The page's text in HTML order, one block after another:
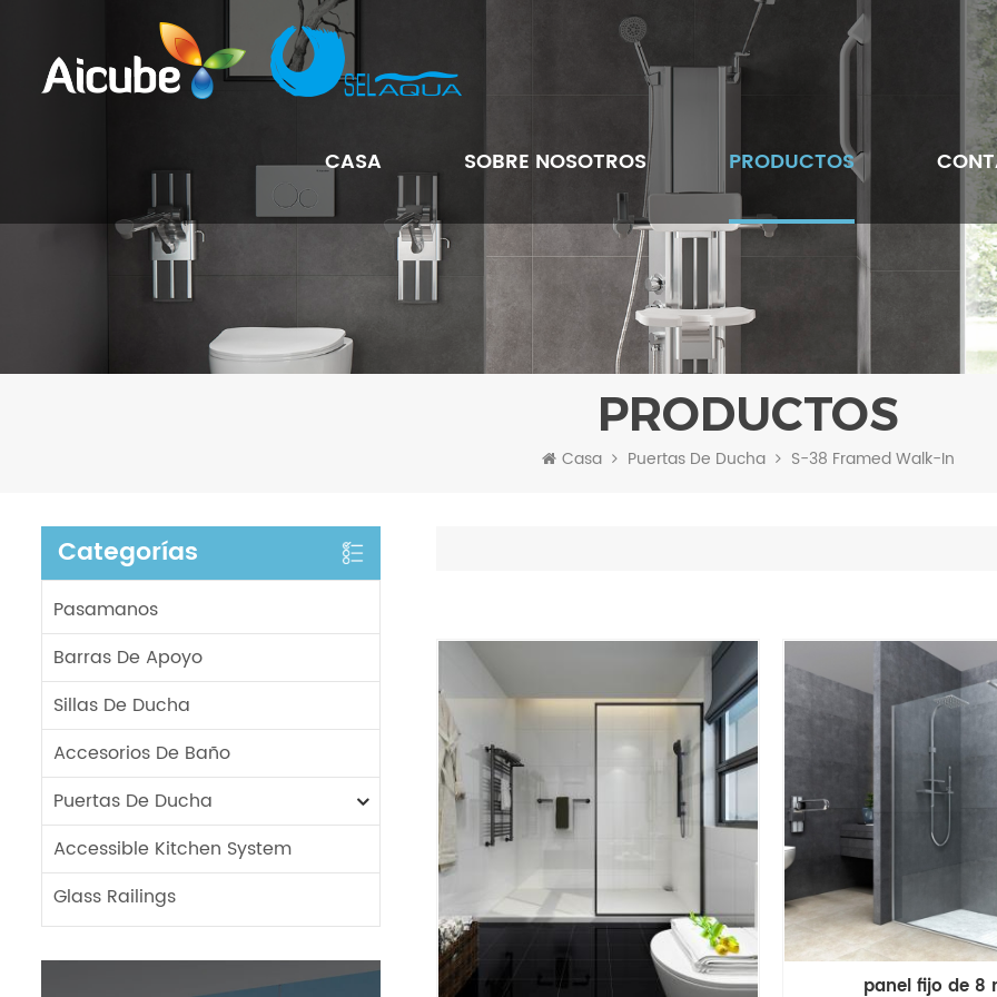
CASA SOBRE NOSOTROS PRODUCTOS
PRODUCTOS
Casa Puertas De Ducha S-38 Framed Walk-In
Categorías
Pasamanos
Barras De Apoyo
Sillas De Ducha
Accesorios De Baño
Puertas De Ducha
Accessible Kitchen System
Glass Railings
panel fijo de 8